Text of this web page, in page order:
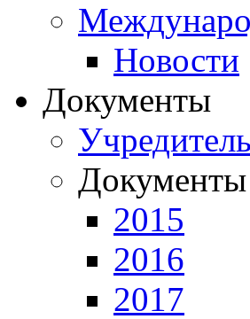
Новости
Документы
Документы
2015
2016
2017